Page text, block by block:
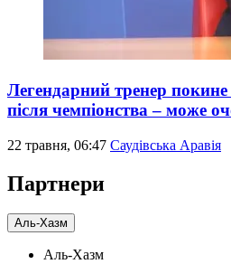
Легендарний тренер
після чемпіонства – може
22 травня, 06:47 Саудівська Аравія
Партнери
Аль-Хазм
Аль-Хазм